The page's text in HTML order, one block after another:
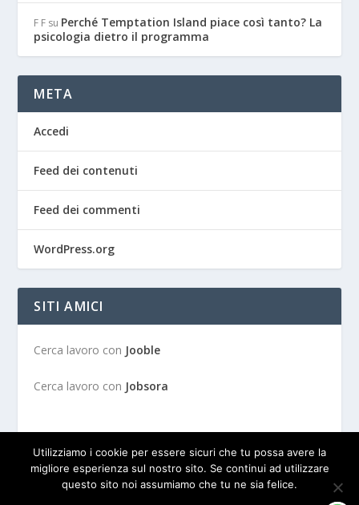
F F su Perché Temptation Island piace così tanto? La
psicologia dietro il programma
META
Accedi
Feed dei contenuti
Feed dei commenti
WordPress.org
SITI AMICI
Cerca lavoro con Jooble
Cerca lavoro con Jobsora
WordPress
Utilizziamo i cookie per essere sicuri che tu possa avere la
migliore esperienza sul nostro sito. Se continui ad utilizzare
questo sito noi assumiamo che tu ne sia felice.